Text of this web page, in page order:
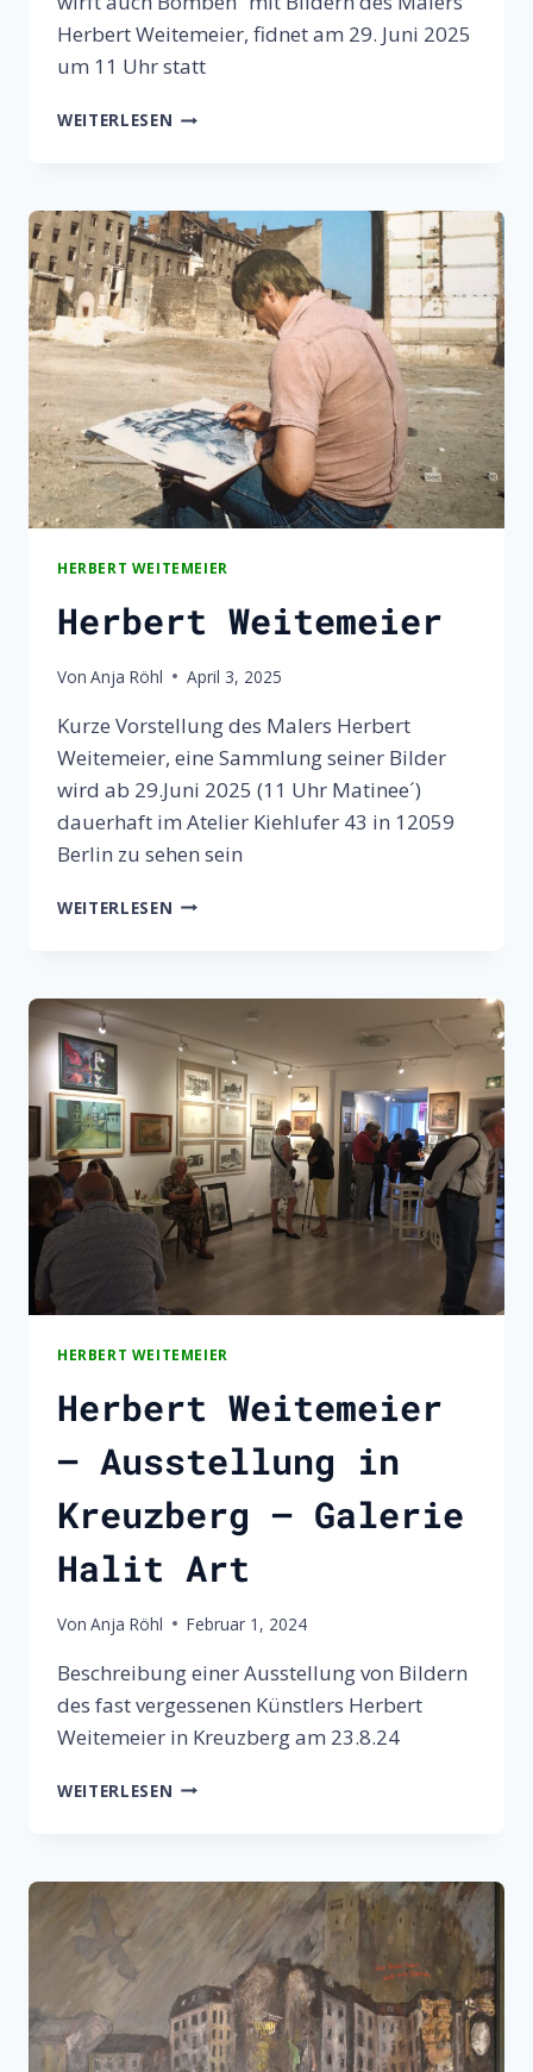
Herbert Weitemeier, fidnet am 29. Juni 2025
um 11 Uhr statt
WEITERLESEN WER
AUCH
BOMBEN
–
AUSSTELLUNGSERÖFFNUNG
AM
29.
JUNI
2025
UM
11
UHR
HERBERT WEITEMEIER
Herbert Weitemeier
Von Anja Röhl April 3, 2025
Kurze Vorstellung des Malers Herbert
Weitemeier, eine Sammlung seiner Bilder
wird ab 29.Juni 2025 (11 Uhr Matinee´)
dauerhaft im Atelier Kiehlufer 43 in 12059
Berlin zu sehen sein
WEITERLESEN HERBERT
HERBERT WEITEMEIER
Herbert Weitemeier
– Ausstellung in
Kreuzberg – Galerie
Halit Art
Von Anja Röhl Februar 1, 2024
Beschreibung einer Ausstellung von Bildern
des fast vergessenen Künstlers Herbert
Weitemeier in Kreuzberg am 23.8.24
WEITERLESEN HERBERT
IN
KREUZBERG
–
GALERIE
HALIT
ART